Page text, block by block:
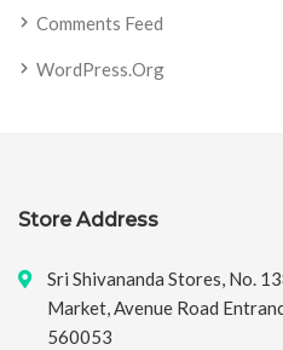
Comments Feed
WordPress.org
Store Address
Sri Shivananda Stores, No.
Market, Avenue Road
560053